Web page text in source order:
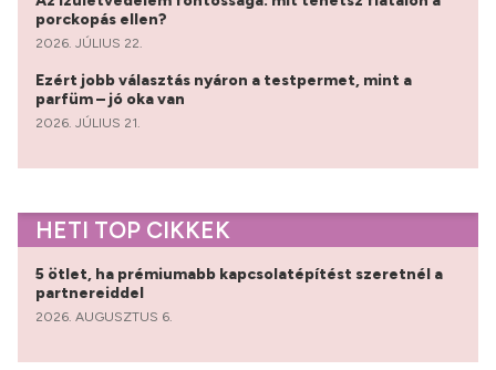
porckopás ellen?
2026. JÚLIUS 22.
Ezért jobb választás nyáron a testpermet, mint a
parfüm – jó oka van
2026. JÚLIUS 21.
HETI TOP CIKKEK
5 ötlet, ha prémiumabb kapcsolatépítést szeretnél a
partnereiddel
2026. AUGUSZTUS 6.